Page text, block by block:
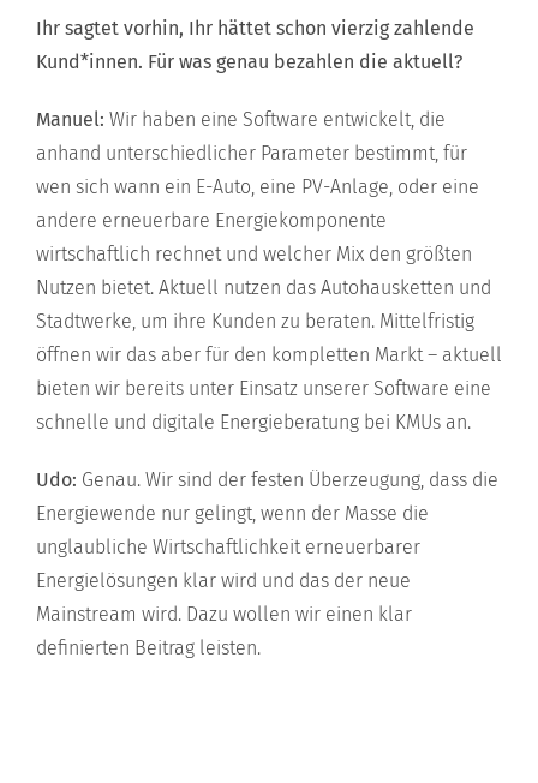
Ihr sagtet vorhin, Ihr hättet schon vierzig zahlende
Kund*innen. Für was genau bezahlen die aktuell?
Manuel: Wir haben eine Software entwickelt, die
anhand unterschiedlicher Parameter bestimmt, für
wen sich wann ein E-Auto, eine PV-Anlage, oder eine
andere erneuerbare Energiekomponente
wirtschaftlich rechnet und welcher Mix den größten
Nutzen bietet. Aktuell nutzen das Autohausketten und
Stadtwerke, um ihre Kunden zu beraten. Mittelfristig
öffnen wir das aber für den kompletten Markt – aktuell
bieten wir bereits unter Einsatz unserer Software eine
schnelle und digitale Energieberatung bei KMUs an.
Udo: Genau. Wir sind der festen Überzeugung, dass die
Energiewende nur gelingt, wenn der Masse die
unglaubliche Wirtschaftlichkeit erneuerbarer
Energielösungen klar wird und das der neue
Mainstream wird. Dazu wollen wir einen klar
definierten Beitrag leisten.